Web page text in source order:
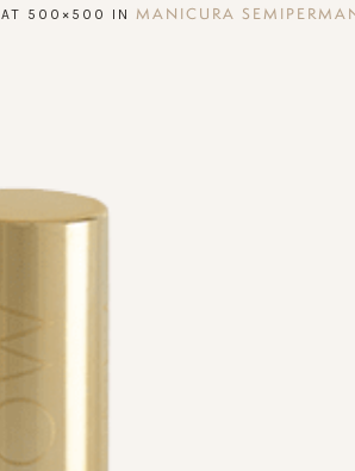
AT 500×500 IN MANICURA